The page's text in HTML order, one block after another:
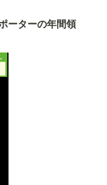
ーターの年間領